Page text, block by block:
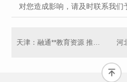
对您造成影响，请及时联系我们